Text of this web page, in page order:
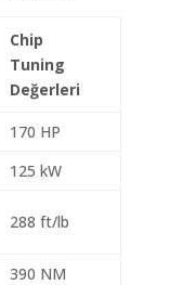
Chip
Tuning
Değerleri
170 HP
125 kW
288 ft/lb
390 NM